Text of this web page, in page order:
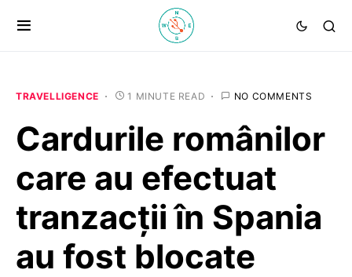
TRAVELLIGENCE 1 MINUTE READ NO COMMENTS
Cardurile românilor
care au efectuat
tranzacţii în Spania
au fost blocate